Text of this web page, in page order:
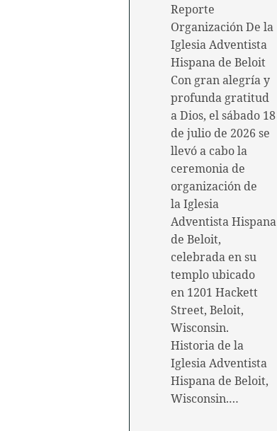
Reporte
Organización De la
Iglesia Adventista
Hispana de Beloit
Con gran alegría y
profunda gratitud
a Dios, el sábado 18
de julio de 2026 se
llevó a cabo la
ceremonia de
organización de
la Iglesia
Adventista Hispana
de Beloit,
celebrada en su
templo ubicado
en 1201 Hackett
Street, Beloit,
Wisconsin.
Historia de la
Iglesia Adventista
Hispana de Beloit,
Wisconsin.…